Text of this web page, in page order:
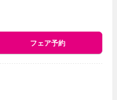
フェア予約